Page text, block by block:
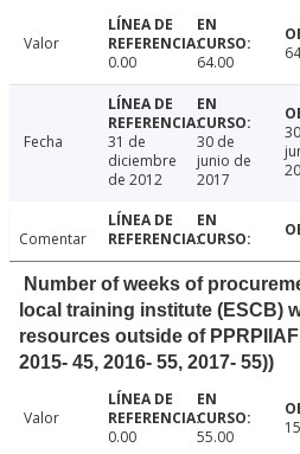
Valor
0.00
64.00
Fecha
31 de
diciembre
de 2012
30 de
junio de
2017
Comentar
Number of weeks of
local training institute (ESCB)
resources outside of PPRPIIAF
2015- 45, 2016- 55, 2017- 55))
Valor
0.00
55.00